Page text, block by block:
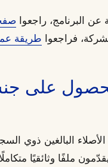
البرنامج، راجعوا
فراجعوا طريقة
على
الأصلاء البالغين ذوي
ملفًا وثائقيًا